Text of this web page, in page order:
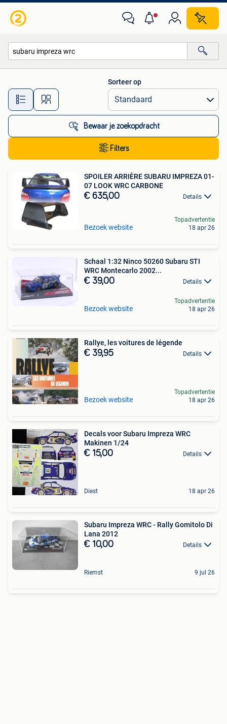
Alle afstanden…
Sorteer op
Bewaar je zoekopdracht
Filters
SPOILER ARRIÈRE SUBARU IMPREZA 01-
07 LOOK WRC CARBONE
€ 635,00 Details
Bezoek website
Topadvertentie
18 apr 26
Schaal 1:32 Ninco 50260 Subaru STI
WRC Montecarlo 2002...
€ 39,00 Details
Bezoek website
Topadvertentie
18 apr 26
Rallye, les voitures de légende
€ 39,95 Details
Bezoek website
Topadvertentie
18 apr 26
Decals voor Subaru Impreza WRC
Makinen 1/24
€ 15,00 Details
Diest 18 apr 26
Subaru Impreza WRC - Rally Gomitolo Di
Lana 2012
€ 10,00 Details
Riemst 9 jul 26